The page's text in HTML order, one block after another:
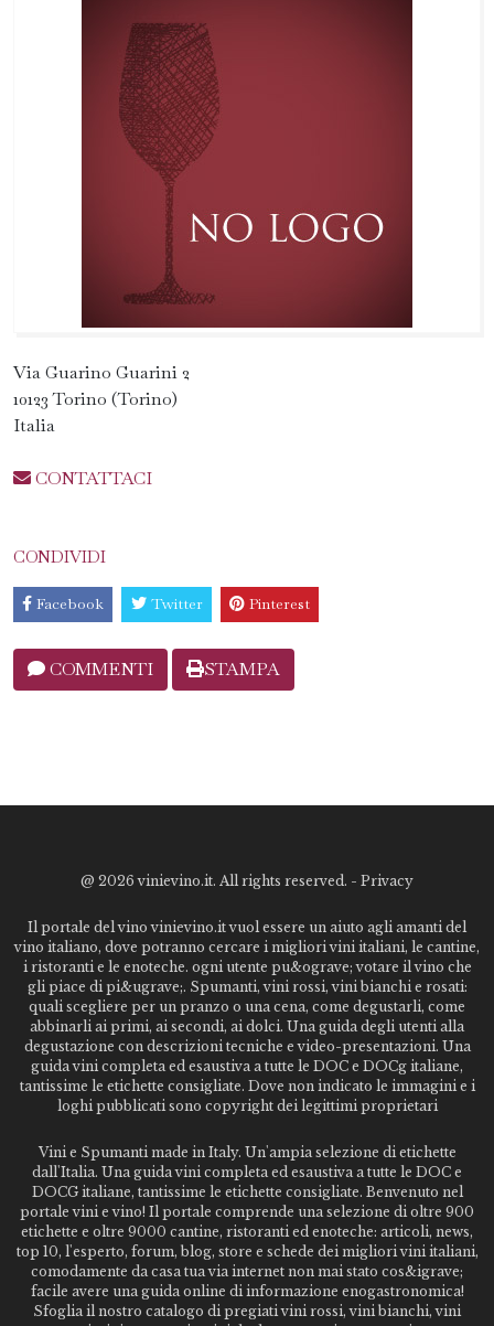
Via Guarino Guarini 2
10123 Torino (Torino)
Italia
CONTATTACI
CONDIVIDI
Facebook Twitter Pinterest
COMMENTI STAMPA
@ 2026 vinievino.it. All rights reserved. - Privacy
Il portale del vino vinievino.it vuol essere un aiuto agli amanti del
vino italiano, dove potranno cercare i migliori vini italiani, le cantine,
i ristoranti e le enoteche. ogni utente pu&ograve; votare il vino che
gli piace di pi&ugrave;. Spumanti, vini rossi, vini bianchi e rosati:
quali scegliere per un pranzo o una cena, come degustarli, come
abbinarli ai primi, ai secondi, ai dolci. Una guida degli utenti alla
degustazione con descrizioni tecniche e video-presentazioni. Una
guida vini completa ed esaustiva a tutte le DOC e DOCg italiane,
tantissime le etichette consigliate. Dove non indicato le immagini e i
loghi pubblicati sono copyright dei legittimi proprietari
Vini e Spumanti made in Italy. Un'ampia selezione di etichette
dall'Italia. Una guida vini completa ed esaustiva a tutte le DOC e
DOCG italiane, tantissime le etichette consigliate. Benvenuto nel
portale vini e vino! Il portale comprende una selezione di oltre 900
etichette e oltre 9000 cantine, ristoranti ed enoteche: articoli, news,
top 10, l'esperto, forum, blog, store e schede dei migliori vini italiani,
comodamente da casa tua via internet non mai stato cos&igrave;
facile avere una guida online di informazione enogastronomica!
Sfoglia il nostro catalogo di pregiati vini rossi, vini bianchi, vini